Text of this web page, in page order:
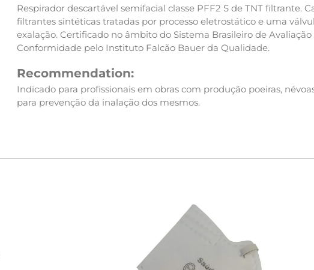
Respirador descartável semifacial classe PFF2 S de TNT filtrante.
filtrantes sintéticas tratadas por processo eletrostático e uma
exalação. Certificado no âmbito do Sistema Brasileiro de Avaliação
Conformidade pelo Instituto Falcão Bauer da Qualidade.
Recommendation:
Indicado para profissionais em obras com produção poeiras,
para prevenção da inalação dos mesmos.